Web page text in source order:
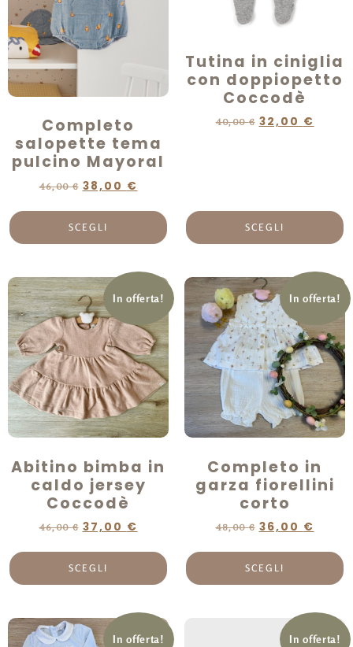
Completo
salopette tema
pulcino Mayoral
46,00€ 38,00 €
SCEGLI
Tutina in ciniglia
con doppiopetto
Coccodè
40,00€ 32,00 €
SCEGLI
In offerta!
Abitino bimba in
caldo jersey
Coccodè
46,00€ 37,00 €
SCEGLI
In offerta!
Completo in
garza fiorellini
corto
48,00€ 36,00 €
SCEGLI
In offerta! In offerta!